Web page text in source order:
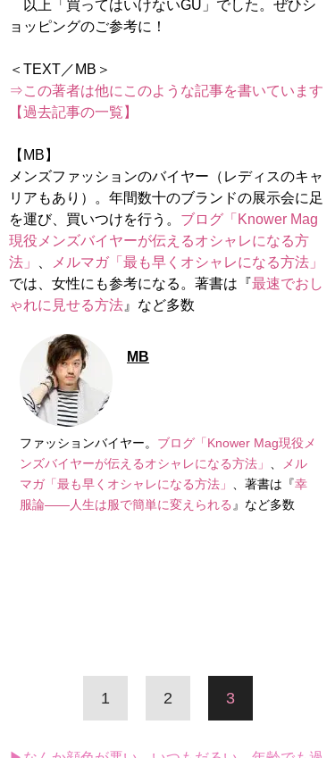
以上「買ってはいけないGU」でした。ぜひシ
ョッピングのご参考に！
⇒この著者は他にこのような記事を書いています
【過去記事の一覧】
【MB】
メンズファッションのバイヤー（レディスのキャ
リアもあり）。年間数十のブランドの展示会に足
を運び、買いつけを行う。 ブログ「Knower Mag
現役メンズバイヤーが伝えるオシャレになる方
法」
メルマガ「最も早くオシャレになる方法」
では、女性にも参考になる。著書は『最速でおし
ゃれに見せる方法 』など多数
MB
ファッションバイヤー。 ブログ「Knower Mag現役メ
ンズバイヤーが伝えるオシャレになる方法」
メル
マガ「最も早くオシャレになる方法」
、著書は『幸
服論――人生は服で簡単に変えられる 』など多数
1 2 3